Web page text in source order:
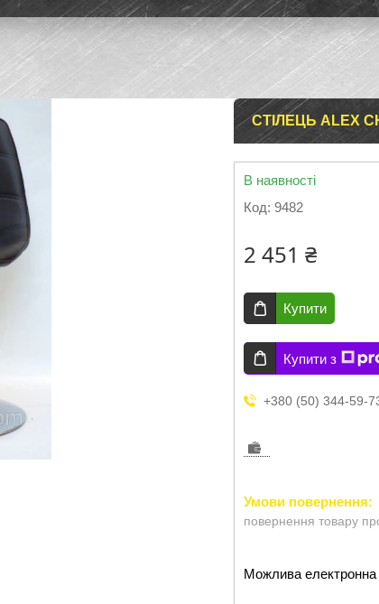
СТІЛЕЦЬ ALEX
В наявності
Код: 9482
2 451 ₴
Купити
Купити з
+380 (50) 344-59-
повернення товару